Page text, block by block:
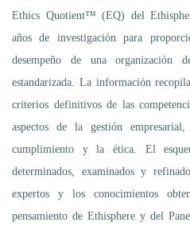
Ethics Quotient™ (EQ) del
años de investigación para
desempeño de una organización
estandarizada. La información
criterios definitivos de las
aspectos de la gestión
cumplimiento y la ética. El
determinados, examinados y
expertos y los conocimientos
pensamiento de Ethisphere y del